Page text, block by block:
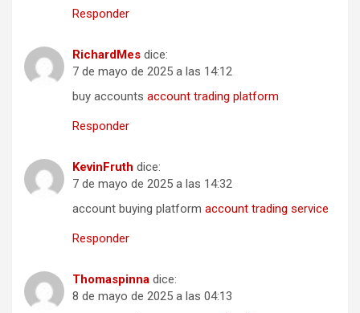
Responder
RichardMes dice:
7 de mayo de 2025 a las 14:12
buy accounts account trading platform
Responder
KevinFruth dice:
7 de mayo de 2025 a las 14:32
account buying platform account trading service
Responder
Thomaspinna dice:
8 de mayo de 2025 a las 04:13